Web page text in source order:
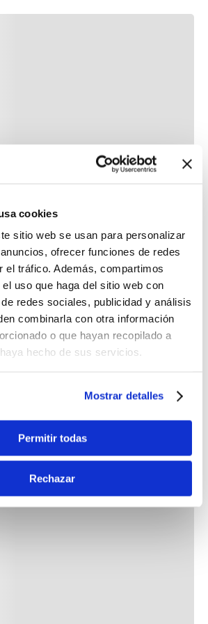
cookies
sitio web se usan para personalizar
ofrecer funciones de redes
el tráfico. Además, compartimos
uso que haga del sitio web con
redes sociales, publicidad y análisis
combinarla con otra información
o que hayan recopilado a
hecho de sus servicios.
Mostrar detalles
Permitir todas
Rechazar